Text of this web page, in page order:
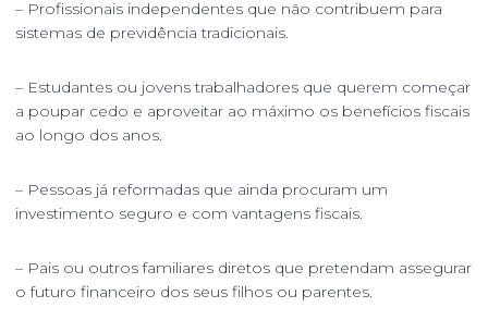
– Profissionais independentes que não contribuem para
sistemas de previdência tradicionais.
– Estudantes ou jovens trabalhadores que querem começar
a poupar cedo e aproveitar ao máximo os benefícios fiscais
ao longo dos anos.
– Pessoas já reformadas que ainda procuram um
investimento seguro e com vantagens fiscais.
– Pais ou outros familiares diretos que pretendam assegurar
o futuro financeiro dos seus filhos ou parentes.